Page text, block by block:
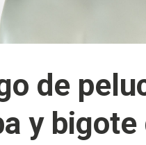
de
y bigote